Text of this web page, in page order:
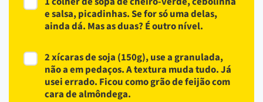
e salsa, picadinhas. Se for só uma delas,
ainda dá. Mas as duas? É outro nível.
2 xícaras de soja (150g), use a granulada,
não a em pedaços. A textura muda tudo. Já
usei errado. Ficou como grão de feijão com
cara de almôndega.